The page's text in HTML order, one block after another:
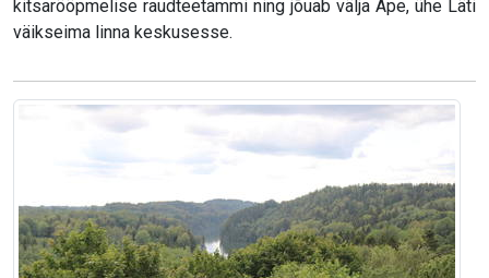
kitsarööpmelise raudteetammi ning jõuab välja Ape, ühe Läti
väikseima linna keskusesse.